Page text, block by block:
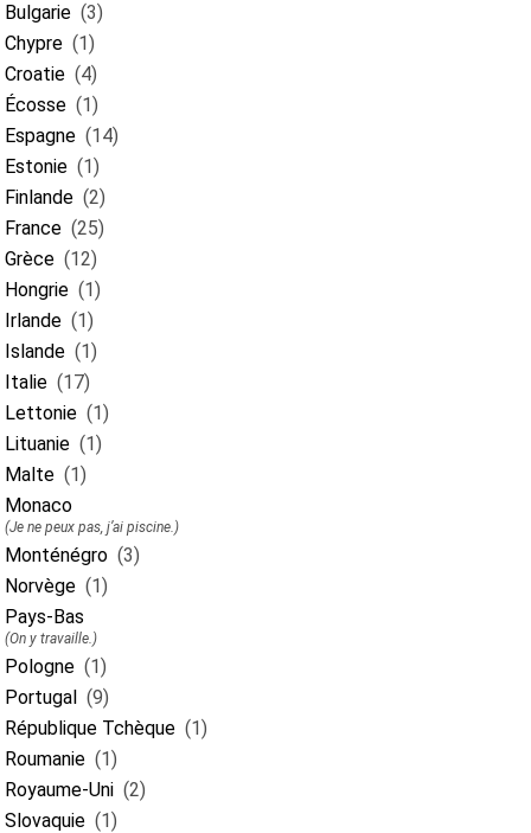
Bulgarie (3)
Chypre (1)
Croatie (4)
Écosse (1)
Espagne (14)
Estonie (1)
Finlande (2)
France (25)
Grèce (12)
Hongrie (1)
Irlande (1)
Islande (1)
Italie (17)
Lettonie (1)
Lituanie (1)
Malte (1)
Monaco
(Je ne peux pas, j’ai piscine.)
Monténégro (3)
Norvège (1)
Pays-Bas
(On y travaille.)
Pologne (1)
Portugal (9)
République Tchèque (1)
Roumanie (1)
Royaume-Uni (2)
Slovaquie (1)